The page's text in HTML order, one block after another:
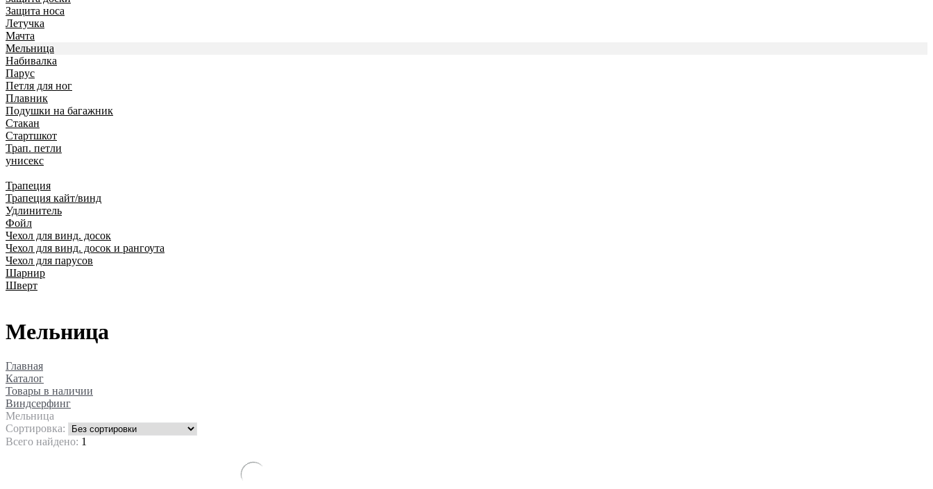
Защита носа
Летучка
Мачта
Мельница
Набивалка
Парус
Петля для ног
Плавник
Подушки на багажник
Стакан
Стартшкот
Трап. петли
унисекс
Трапеция
Трапеция кайт/винд
Удлинитель
Фойл
Чехол для винд. досок
Чехол для винд. досок и рангоута
Чехол для парусов
Шарнир
Шверт
Мельница
Главная
Каталог
Товары в наличии
Виндсерфинг
Мельница
Сортировка:
Всего найдено: 1